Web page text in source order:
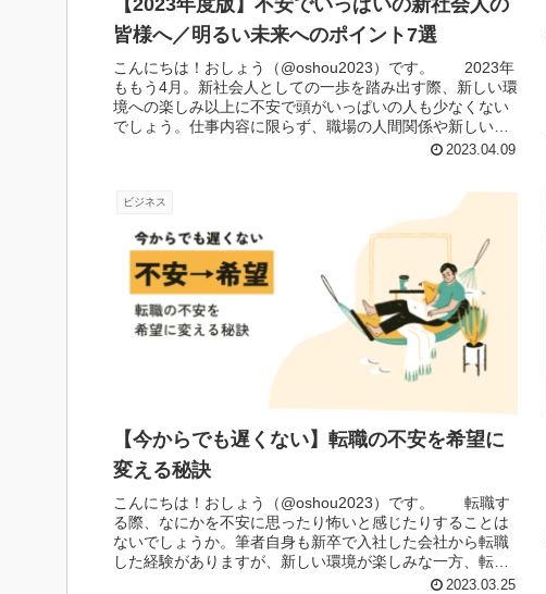
皆様へ／明るい未来へのポイント7選
こんにちは！おしょう（@oshou2023）です。 2023年
ももう4月。新社会人としての一歩を踏み出す際、新しい環
境への楽しみ以上に不安で頭がいっぱいの人も少なくない
でしょう。仕事内容に限らず、職場の人間関係や新しい生
2023.04.09
ビジネス
【今からでも遅くない】転職の不安を希望に
変える秘訣
こんにちは！おしょう（@oshou2023）です。 転職す
る際、なにかを不安に思ったり怖いと感じたりすることは
ないでしょうか。筆者自身も新卒で入社した会社から転職
した経験がありますが、新しい環境が楽しみな一方、転職
2023.03.25